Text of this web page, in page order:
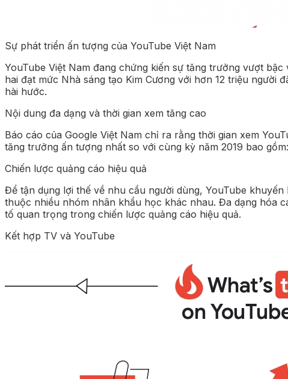
Sự phát triển ấn tượng của YouTube Việt Nam
YouTube Việt Nam đang chứng kiến sự tăng trưởng vượt
hai đạt mức Nhà sáng tạo Kim Cương với hơn 12 triệu
hài hước.
Nội dung đa dạng và thời gian xem tăng cao
Báo cáo của Google Việt Nam chỉ ra rằng thời gian xem
tăng trưởng ấn tượng nhất so với cùng kỳ năm 2019 bao
Chiến lược quảng cáo hiệu quả
Để tận dụng lợi thế về nhu cầu người dùng, YouTube
thuộc nhiều nhóm nhân khẩu học khác nhau. Đa dạng hóa
tố quan trọng trong chiến lược quảng cáo hiệu quả.
Kết hợp TV và YouTube